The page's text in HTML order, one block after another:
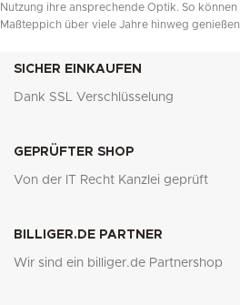
Nutzung ihre ansprechende Optik. So
Maßteppich über viele Jahre hinweg
SICHER EINKAUFEN
Dank SSL Verschlüsselung
GEPRÜFTER SHOP
Von der IT Recht Kanzlei geprüft
BILLIGER.DE PARTNER
Wir sind ein billiger.de Partnershop